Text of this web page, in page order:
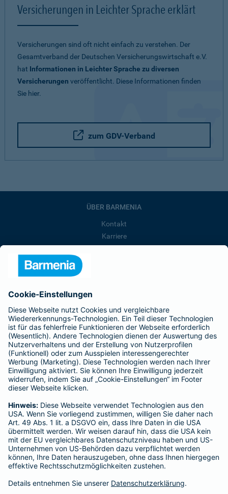
Versicherungen in Leichter Sprache erklärt
Versicherungen sind oft nicht einfach zu verstehen. Der
Gesamtverband der Deutschen Versicherungswirtschaft e.V.
hat Informationen in Leichter Sprache zu diversen
Versicherungen veröffentlicht. Diese Informationen finden
Sie hier.
zum GDV-Verband
ÜBER BARMENIA
Kontakt
Karriere
Barmenia ist Teil der BarmeniaGothaer
BELIEBTE SEITEN
Kranken-Zusatzversicherung
Tierversicherungen
Haftpflichtversicherung
Hausratversicherung
Adresse ändern
Schaden melden
Kilometerstandsmeldung
Serviceübersicht